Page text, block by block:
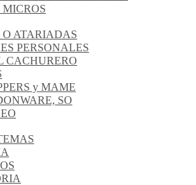
ATARIADAS
PERSONALES
y MAME
SO